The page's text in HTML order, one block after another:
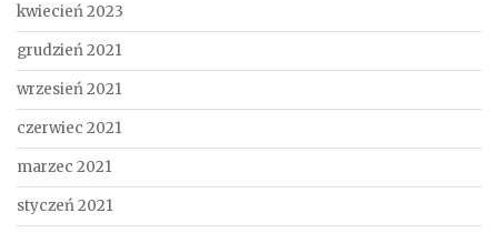
kwiecień 2023
grudzień 2021
wrzesień 2021
czerwiec 2021
marzec 2021
styczeń 2021